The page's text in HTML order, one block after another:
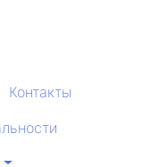
Контакты